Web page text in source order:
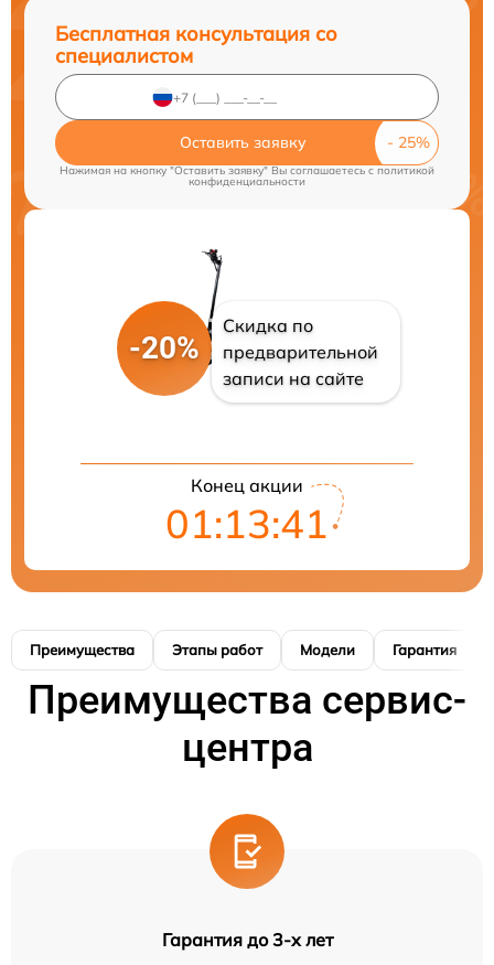
Бесплатная консультация со
специалистом
Оставить заявку
Нажимая на кнопку "Оставить заявку" Вы соглашаетесь cполитикой
конфиденциальности
-20%
Скидка по
предварительной
записи на сайте
Конец акции
01:13:41
Преимущества Этапы работ Модели Гарантия
Преимущества сервис-
центра
Гарантия до 3-х лет